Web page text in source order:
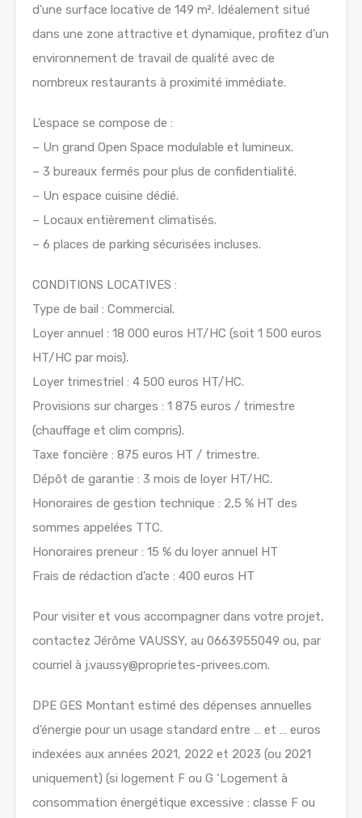
d’une surface locative de 149 m². Idéalement situé
dans une zone attractive et dynamique, profitez d’un
environnement de travail de qualité avec de
nombreux restaurants à proximité immédiate.
L’espace se compose de :
– Un grand Open Space modulable et lumineux.
– 3 bureaux fermés pour plus de confidentialité.
– Un espace cuisine dédié.
– Locaux entièrement climatisés.
– 6 places de parking sécurisées incluses.
CONDITIONS LOCATIVES :
Type de bail : Commercial.
Loyer annuel : 18 000 euros HT/HC (soit 1 500 euros
HT/HC par mois).
Loyer trimestriel : 4 500 euros HT/HC.
Provisions sur charges : 1 875 euros / trimestre
(chauffage et clim compris).
Taxe foncière : 875 euros HT / trimestre.
Dépôt de garantie : 3 mois de loyer HT/HC.
Honoraires de gestion technique : 2,5 % HT des
sommes appelées TTC.
Honoraires preneur : 15 % du loyer annuel HT
Frais de rédaction d’acte : 400 euros HT
Pour visiter et vous accompagner dans votre projet,
contactez Jérôme VAUSSY, au 0663955049 ou, par
courriel à j.vaussy@proprietes-privees.com.
DPE GES Montant estimé des dépenses annuelles
d’énergie pour un usage standard entre … et … euros
indexées aux années 2021, 2022 et 2023 (ou 2021
uniquement) (si logement F ou G ‘Logement à
consommation énergétique excessive : classe F ou